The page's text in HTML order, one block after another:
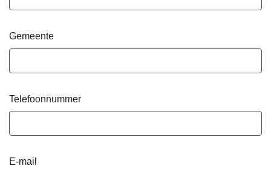
Gemeente
Telefoonnummer
E-mail